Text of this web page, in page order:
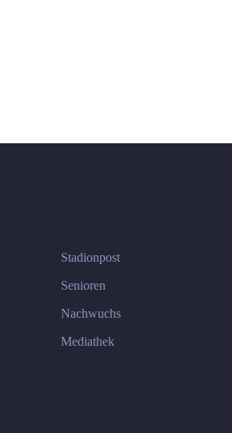
Stadionpost
Senioren
Nachwuchs
Mediathek